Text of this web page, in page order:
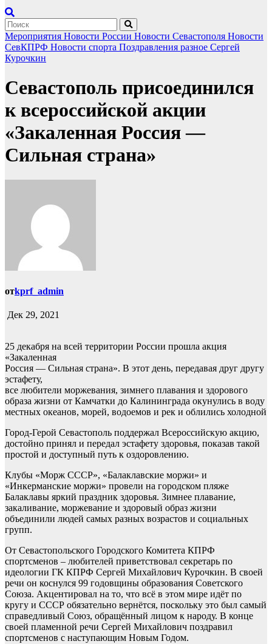
Мероприятия Новости России Новости Севастополя Новости
СевКПРФ Новости спорта Поздравления разное Сергей
Курочкин
Севастополь присоединился
к всероссийской акции
«Закаленная Россия —
Сильная страна»
отkprf_admin
Дек 29, 2021
25 декабря на всей территории России прошла акция
«Закаленная
Россия — Сильная страна». В этот день, передавая друг другу
эстафету,
все любители моржевания, зимнего плавания и здорового
образа жизни от Камчатки до Калининграда окунулись в воду
местных океанов, морей, водоемов и рек и облились холодной
Город-Герой Севастополь поддержал Всероссийскую акцию,
достойно принял и передал эстафету здоровья, показав такой
простой и доступный путь к оздоровлению.
Клубы «Морж СССР», «Балаклавские моржи» и
«Инкерманские моржи» провели на городском пляже
Балаклавы яркий праздник здоровья. Зимнее плавание,
закаливание, моржевание и здоровый образ жизни
объединили людей самых разных возрастов и социальных
групп.
От Севастопольского Городского Комитета КПРФ
спортсменов – любителей приветствовал секретарь по
идеологии ГК КПРФ Сергей Михайлович Курочкин. В своей
речи он коснулся 99 годовщины образования Советского
Союза. Акцентировал на то, что всё в этом мире идёт по
кругу и СССР обязательно вернётся, поскольку это был самый
справедливый Союз, обращённый лицом к народу. В конце
своей пламенной речи Сергей Михайлович поздравил
спортсменов с наступающим Новым Годом.